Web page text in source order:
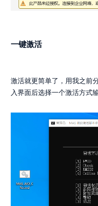
一键激活
激活就更简单了，用我之前
入界面后选择一个激活方式